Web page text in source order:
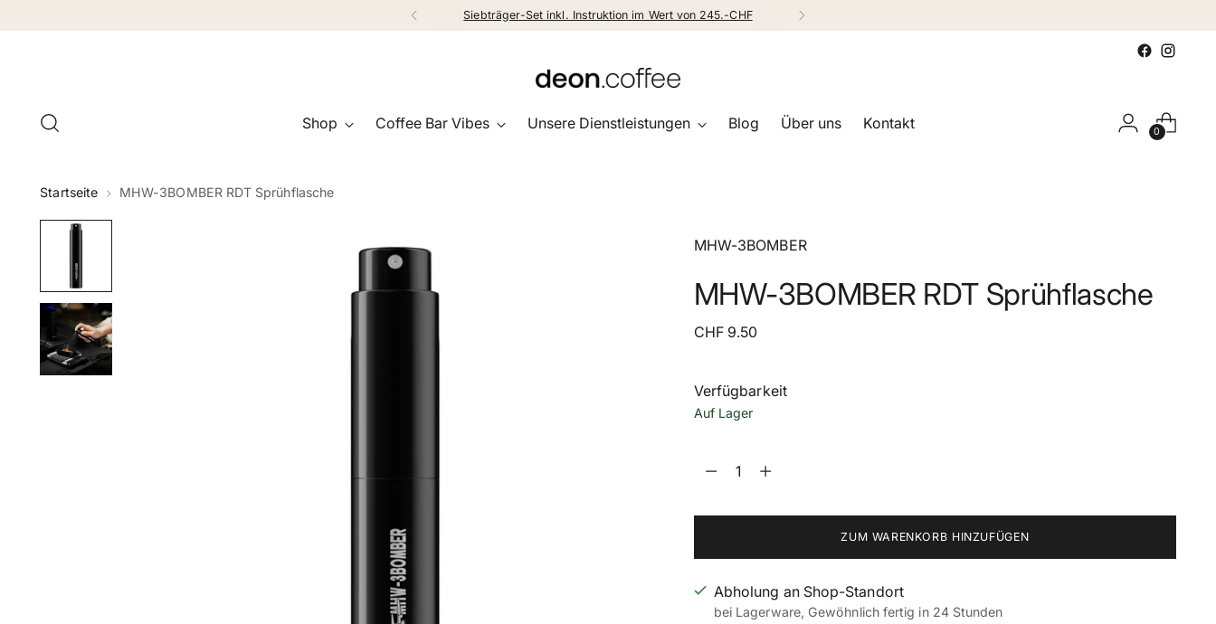
Siebträger-Set inkl. Instruktion im Wert von 245.-CHF
Shop Coffee Bar Vibes Unsere Dienstleistungen Blog Über uns Kontakt 0
Startseite MHW-3BOMBER RDT Sprühflasche
MHW-3BOMBER
MHW-3BOMBER RDT Sprühflasche
Regulärer
CHF 9.50
Verfügbarkeit
Auf Lager
Menge
ZUM WARENKORB HINZUFÜGEN
Abholung an Shop-Standort
bei Lagerware, Gewöhnlich fertig in 24 Stunden